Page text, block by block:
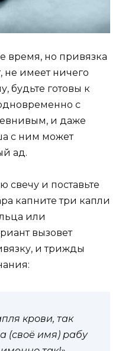
время, но привязка
не имеет ничего
будьте готовы к
с
и даже
с ним может
ад.
свечу и поставьте
капните три капли
или
вызовет
и трижды
крови, так
(своё имя) рабу